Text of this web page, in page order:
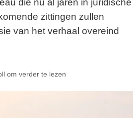
zittingen zullen
van het verhaal overeind
om verder te lezen